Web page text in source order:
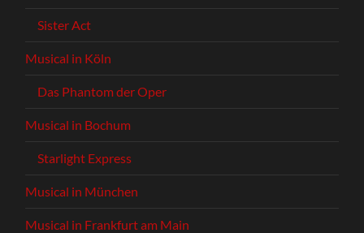
Sister Act
Musical in Köln
Das Phantom der Oper
Musical in Bochum
Starlight Express
Musical in München
Musical in Frankfurt am Main